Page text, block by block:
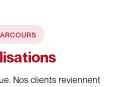
Nos clients reviennent